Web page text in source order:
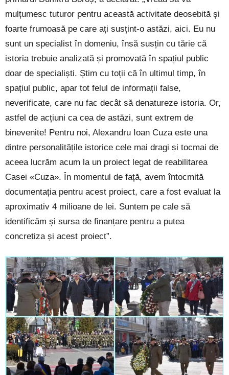
mulțumesc tuturor pentru această activitate deosebită și
foarte frumoasă pe care ați susțint-o astăzi, aici. Eu nu
sunt un specialist în domeniu, însă susțin cu tărie că
istoria trebuie analizată și promovată în spațiul public
doar de specialiști. Știm cu toții că în ultimul timp, în
spațiul public, apar tot felul de informații false,
neverificate, care nu fac decât să denatureze istoria. Or,
astfel de acțiuni ca cea de astăzi, sunt extrem de
binevenite! Pentru noi, Alexandru Ioan Cuza este una
dintre personalitățile istorice cele mai dragi și tocmai de
aceea lucrăm acum la un proiect legat de reabilitarea
Casei «Cuza». În momentul de față, avem întocmită
documentația pentru acest proiect, care a fost evaluat la
aproximativ 4 milioane de lei. Suntem pe cale să
identificăm și sursa de finanțare pentru a putea
concretiza și acest proiect”.